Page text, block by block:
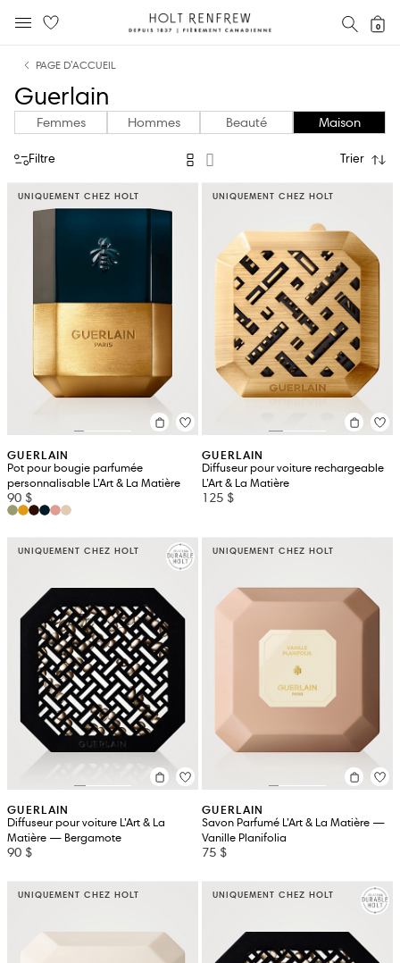
Holt
0
PAGE D’ACCUEIL
Guerlain
Femmes Hommes Beauté Maison
Filtre Trier
UNIQUEMENT CHEZ HOLT
GUERLAIN
Pot pour bougie parfumée
personnalisable L’Art & La Matière
90 $
UNIQUEMENT CHEZ HOLT
GUERLAIN
Diffuseur pour voiture rechargeable
L’Art & La Matière
125 $
UNIQUEMENT CHEZ HOLT
GUERLAIN
Diffuseur pour voiture L’Art & La
Matière — Bergamote
90 $
UNIQUEMENT CHEZ HOLT
GUERLAIN
Savon Parfumé L’Art & La Matière —
Vanille Planifolia
75 $
UNIQUEMENT CHEZ HOLT UNIQUEMENT CHEZ HOLT